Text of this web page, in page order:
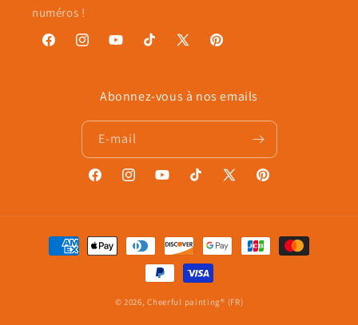
numéros !
FacebookInstagramYouTubeTikTok
X
Pinterest
Abonnez-vous à nos emails
E-mail
FacebookInstagramYouTubeTikTok
X
Pinterest
Moyens
© 2026,Cheerful painting® (FR)